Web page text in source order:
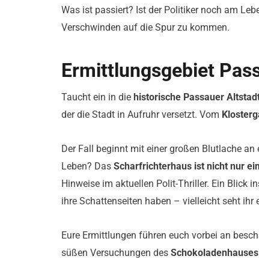
Was ist passiert? Ist der Politiker noch am
Verschwinden auf die Spur zu kommen.
Ermittlungsgebiet
Taucht ein in die historische Passauer
der die Stadt in Aufruhr versetzt. Vom
Der Fall beginnt mit einer großen Blutlache
Leben? Das Scharfrichterhaus ist nicht nur
Hinweise im aktuellen Polit-Thriller. Ein Blick
ihre Schattenseiten haben – vielleicht seht ihr
Eure Ermittlungen führen euch vorbei an
süßen Versuchungen des Schokoladenhauses